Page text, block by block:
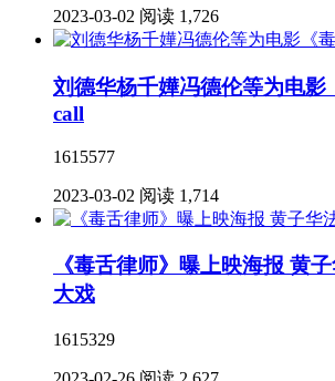
2023-03-02 阅读 1,726
刘德华杨千嬅冯德伦等为电影
call
1615577
2023-03-02 阅读 1,714
《毒舌律师》曝上映海报 黄
大戏
1615329